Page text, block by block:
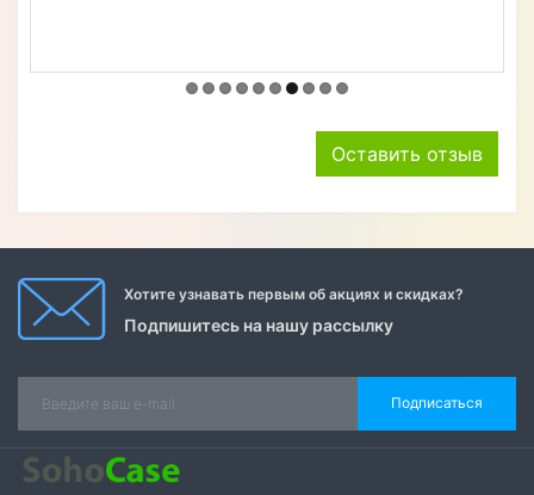
Оставить отзыв
Хотите узнавать первым об акциях и скидках?
Подпишитесь на нашу рассылку
Подписаться